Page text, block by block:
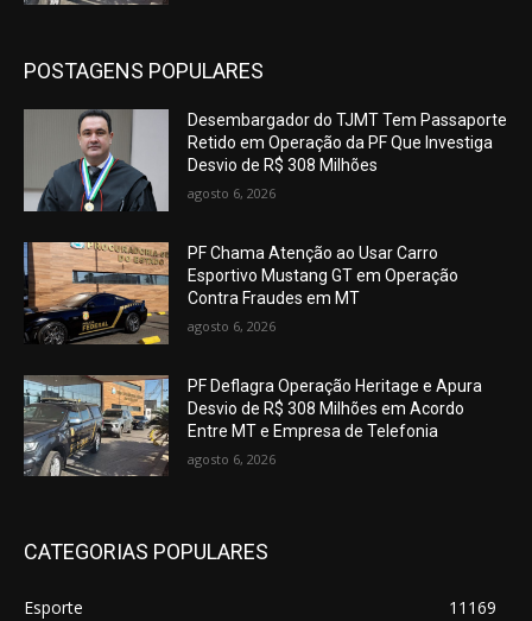
POSTAGENS POPULARES
Desembargador do TJMT Tem Passaporte
Retido em Operação da PF Que Investiga
Desvio de R$ 308 Milhões
agosto 6, 2026
PF Chama Atenção ao Usar Carro
Esportivo Mustang GT em Operação
Contra Fraudes em MT
agosto 6, 2026
PF Deflagra Operação Heritage e Apura
Desvio de R$ 308 Milhões em Acordo
Entre MT e Empresa de Telefonia
agosto 6, 2026
CATEGORIAS POPULARES
Esporte
11169